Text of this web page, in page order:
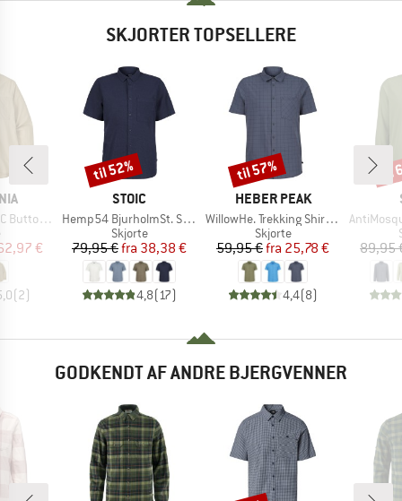
SKJORTER TOPSELLERE
pris
€
(2)
MÆRKE
STOIC
Artikel
Hemp54 BjurholmSt. S/S Shirt
Produktgruppe
Skjorte
Pris
79,95 € Nedsat pris
fra 38,38 €
4,8(17)
Rabat
til 52%
MÆRKE
HEBER PEAK
Artikel
WillowHe. Trekking Shirt S/S
Produktgruppe
Skjorte
Pris
59,95 € Nedsat pris
fra 25,78 €
4,4(8)
Rabat
til 57%
Artikel
AntiMosquito
89,95
GODKENDT AF ANDRE BJERGVENNER